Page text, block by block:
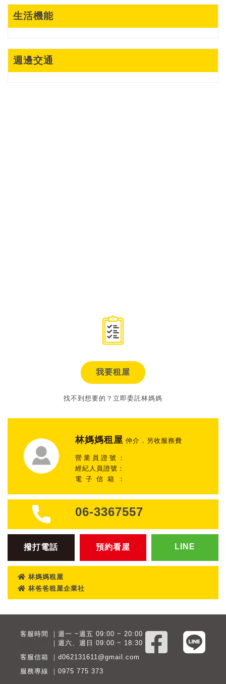
生活機能
週邊交通
我要租屋
找不到想要的？立即委託林媽媽
林媽媽租屋 仲介．另收服務費
營業員證號：
經紀人員證號：
電子信箱：
06-3367557
撥打電話 預約看屋 LINE
林媽媽租屋
林爸爸租屋企業社
客服時間 ｜週一 ~週五 09:00 ~ 20:00
｜週六、週日 09:00 ~ 18:30
客服信箱 ｜d062131611@gmail.com
服務專線 ｜0975 775 373